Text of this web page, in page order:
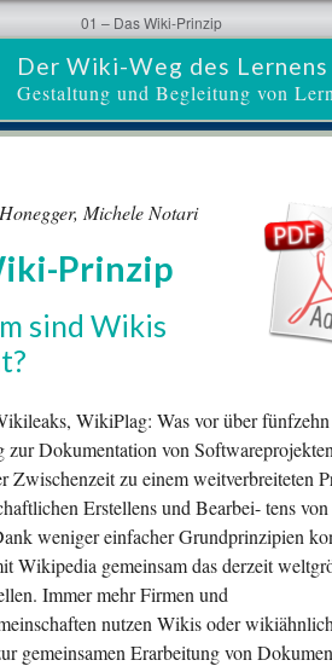
Der Wiki-Weg des Lernens
Gestaltung und Begleitung von
01 – Das Wiki-Prinzip
Michele Notari
Prinzip
sind Wikis
WikiPlag: Was vor über fünfzehn
zur Dokumentation von
Zwischenzeit zu einem weitverbreiteten
Erstellens und Bearbei- tens
weniger einfacher Grundprinzipien
Wikipedia gemeinsam das derzeit
Immer mehr Firmen und
nutzen Wikis oder
gemeinsamen Erarbeitung von